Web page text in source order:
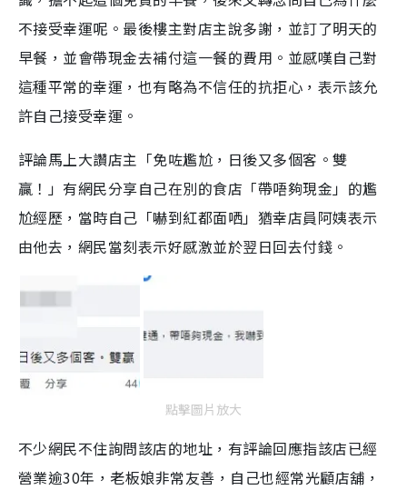
不接受幸運呢。最後樓主對店主說多謝，並訂了明天的
早餐，並會帶現金去補付這一餐的費用。並感嘆自己對
這種平常的幸運，也有略為不信任的抗拒心，表示該允
許自己接受幸運。
評論馬上大讚店主「免咗尷尬，日後又多個客。雙
贏！」有網民分享自己在別的食店「帶唔夠現金」的尷
尬經歷，當時自己「嚇到紅都面哂」猶幸店員阿姨表示
由他去，網民當刻表示好感激並於翌日回去付錢。
點擊圖片放大
不少網民不住詢問該店的地址，有評論回應指該店已經
營業逾30年，老板娘非常友善，自己也經常光顧店舖，